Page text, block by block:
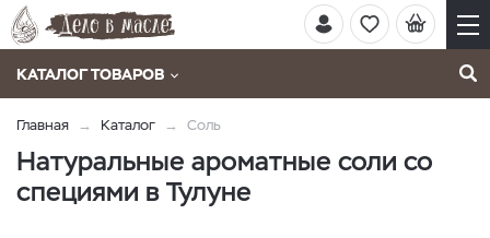
КАТАЛОГ ТОВАРОВ
Главная Каталог Соль
Натуральные ароматные соли со
специями в Тулуне